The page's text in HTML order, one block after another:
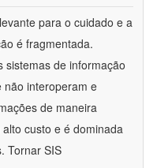
para o cuidado e a
é fragmentada.
sistemas de informação
não interoperam e
de maneira
custo e é dominada
Tornar SIS